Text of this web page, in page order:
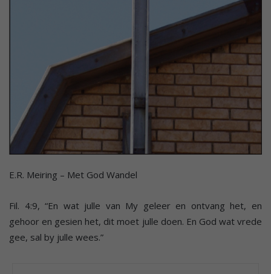
E.R. Meiring – Met God Wandel
Fil. 4:9, “En wat julle van My geleer en ontvang het, en
gehoor en gesien het, dit moet julle doen. En God wat vrede
gee, sal by julle wees.”